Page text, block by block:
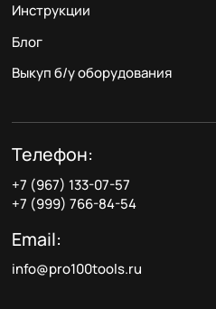
Инструкции
Блог
Выкуп б/у оборудования
Телефон:
+7 (967) 133-07-57
+7 (999) 766-84-54
Email:
info@pro100tools.ru